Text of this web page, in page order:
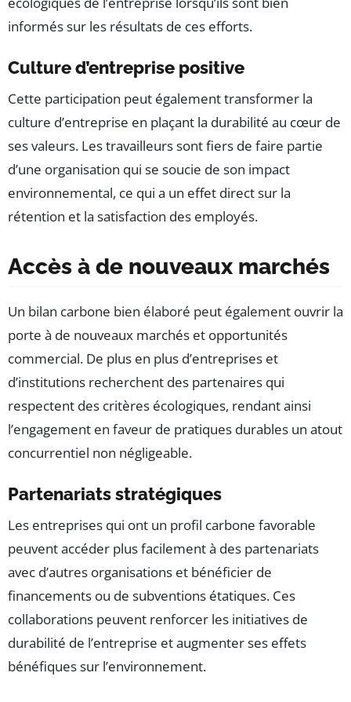
informés sur les résultats de ces efforts.
Culture d’entreprise positive
Cette participation peut également transformer la
culture d’entreprise en plaçant la durabilité au cœur de
ses valeurs. Les travailleurs sont fiers de faire partie
d’une organisation qui se soucie de son impact
environnemental, ce qui a un effet direct sur la
rétention et la satisfaction des employés.
Accès à de nouveaux marchés
Un bilan carbone bien élaboré peut également ouvrir la
porte à de nouveaux marchés et opportunités
commercial. De plus en plus d’entreprises et
d’institutions recherchent des partenaires qui
respectent des critères écologiques, rendant ainsi
l’engagement en faveur de pratiques durables un atout
concurrentiel non négligeable.
Partenariats stratégiques
Les entreprises qui ont un profil carbone favorable
peuvent accéder plus facilement à des partenariats
avec d’autres organisations et bénéficier de
financements ou de subventions étatiques. Ces
collaborations peuvent renforcer les initiatives de
durabilité de l’entreprise et augmenter ses effets
bénéfiques sur l’environnement.